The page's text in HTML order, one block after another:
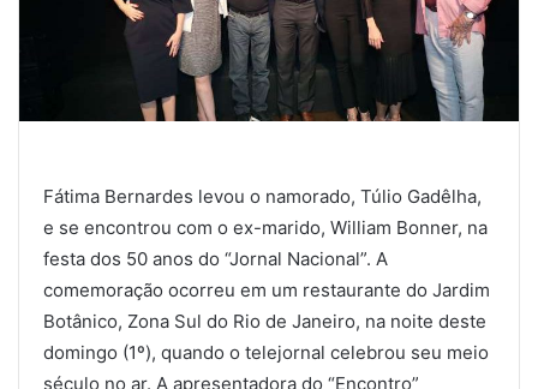
Fátima Bernardes levou o namorado, Túlio Gadêlha,
e se encontrou com o ex-marido, William Bonner, na
festa dos 50 anos do “Jornal Nacional”. A
comemoração ocorreu em um restaurante do Jardim
Botânico, Zona Sul do Rio de Janeiro, na noite deste
domingo (1º), quando o telejornal celebrou seu meio
século no ar. A apresentadora do “Encontro”